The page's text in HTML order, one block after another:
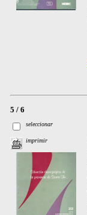
5 / 6
seleccionar
imprimir